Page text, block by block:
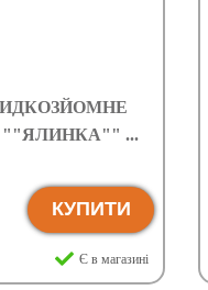
""ЯЛИНКА"" ...
КУПИТИ
Є в магазині